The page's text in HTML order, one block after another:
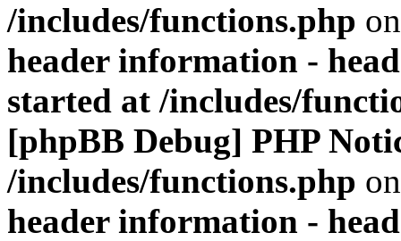
/includes/functions.php
header information -
started at /includes/
[phpBB Debug] PHP
/includes/functions.php
header information -